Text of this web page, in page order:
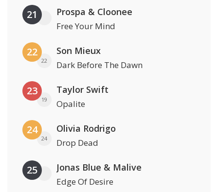
21 Prospa & Cloonee
Free Your Mind
22
22
Son Mieux
Dark Before The Dawn
23
19
Taylor Swift
Opalite
24
24
Olivia Rodrigo
Drop Dead
25 Jonas Blue & Malive
Edge Of Desire